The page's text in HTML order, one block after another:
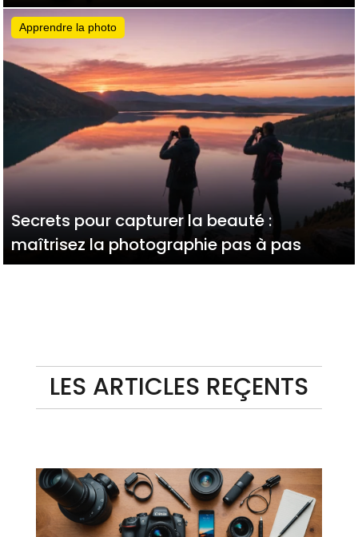
Secrets pour capturer la beauté :
maîtrisez la photographie pas à pas
Apprendre la photo
LES ARTICLES REÇENTS